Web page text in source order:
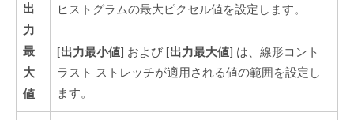
出
力
最
大
値
ヒストグラムの最大ピクセル値を設定します。
[出力最小値] および [出力最大値] は、線形コント
ラスト ストレッチが適用される値の範囲を設定し
ます。